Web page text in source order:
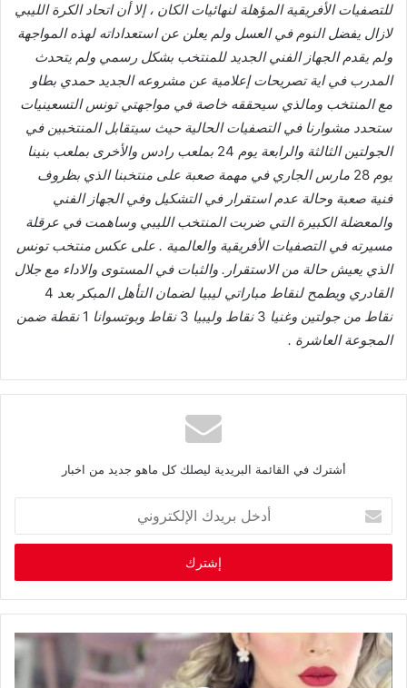
للتصفيات الأفريقية المؤهلة لنهائيات الكان ، إلا أن اتحاد الكرة الليبي
لازال يفضل النوم في العسل ولم يعلن عن استعداداته لهذه المواجهة
ولم يقدم الجهاز الفني الجديد للمنتخب بشكل رسمي ولم يتحدث
المدرب في اية تصريحات إعلامية عن مشروعه الجديد حمدي بطاو
مع المنتخب ومالذي سيحققه خاصة في مواجهتي تونس التسعينيات
ستحدد مشوارنا في التصفيات الحالية حيث سيتقابل المنتخبين في
الجولتين الثالثة والرابعة يوم بملعب رادس والأخرى بملعب بنينا
يوم
مارس الجاري في مهمة صعبة على منتخبنا الذي بظروف
فنية صعبة وحالة عدم استقرار في التشكيل وفي الجهاز الفني
والمعضلة الكبيرة التي ضربت المنتخب الليبي وساهمت في عرقلة
مسيرته في التصفيات الأفريقية والعالمية . على عكس منتخب تونس
الذي يعيش حالة من الاستقرار . والثبات في المستوى والاداء مع جلال
القادري ويطمح لنقاط مباراتي ليبيا لضمان التأهل المبكر بعد
نقاط من جولتين وغنيا نقاط وليبيا نقاط وبوتسوانا نقطة ضمن
المجوعة العاشرة .
أشترك في القائمة البريدية ليصلك كل ماهو جديد من اخبار
خ
ب
ر
د
ك
ا